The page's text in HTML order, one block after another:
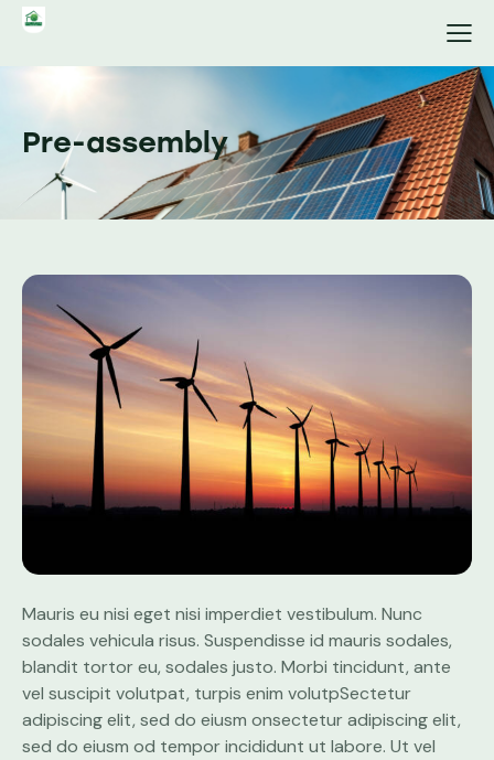
Pre-assembly
Mauris eu nisi eget nisi imperdiet vestibulum. Nunc
sodales vehicula risus. Suspendisse id mauris sodales,
blandit tortor eu, sodales justo. Morbi tincidunt, ante
vel suscipit volutpat, turpis enim volutpSectetur
adipiscing elit, sed do eiusm onsectetur adipiscing elit,
sed do eiusm od tempor incididunt ut labore. Ut vel